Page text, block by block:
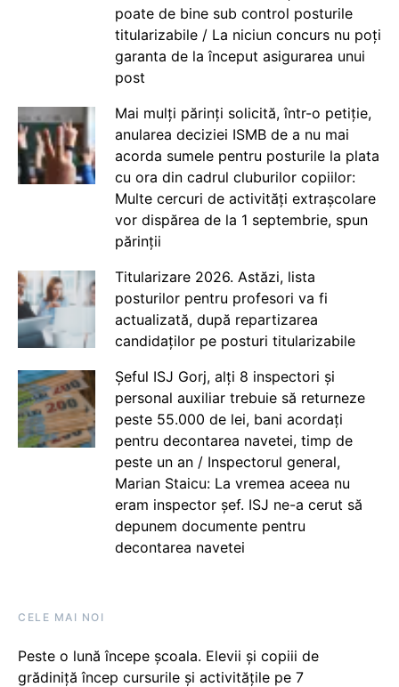
poate de bine sub control posturile
titularizabile / La niciun concurs nu poți
garanta de la început asigurarea unui
post
Mai mulți părinți solicită, într-o petiție,
anularea deciziei ISMB de a nu mai
acorda sumele pentru posturile la plata
cu ora din cadrul cluburilor copiilor:
Multe cercuri de activități extrașcolare
vor dispărea de la 1 septembrie, spun
părinții
Titularizare 2026. Astăzi, lista
posturilor pentru profesori va fi
actualizată, după repartizarea
candidaților pe posturi titularizabile
Șeful ISJ Gorj, alți 8 inspectori și
personal auxiliar trebuie să returneze
peste 55.000 de lei, bani acordați
pentru decontarea navetei, timp de
peste un an / Inspectorul general,
Marian Staicu: La vremea aceea nu
eram inspector șef. ISJ ne-a cerut să
depunem documente pentru
decontarea navetei
CELE MAI NOI
Peste o lună începe școala. Elevii și copiii de
grădiniță încep cursurile și activitățile pe 7